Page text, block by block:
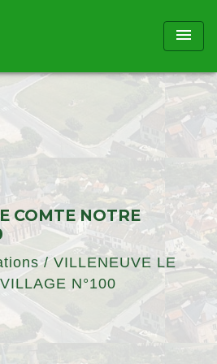
menu
COMTE NOTRE
/VILLENEUVE LE
N°100